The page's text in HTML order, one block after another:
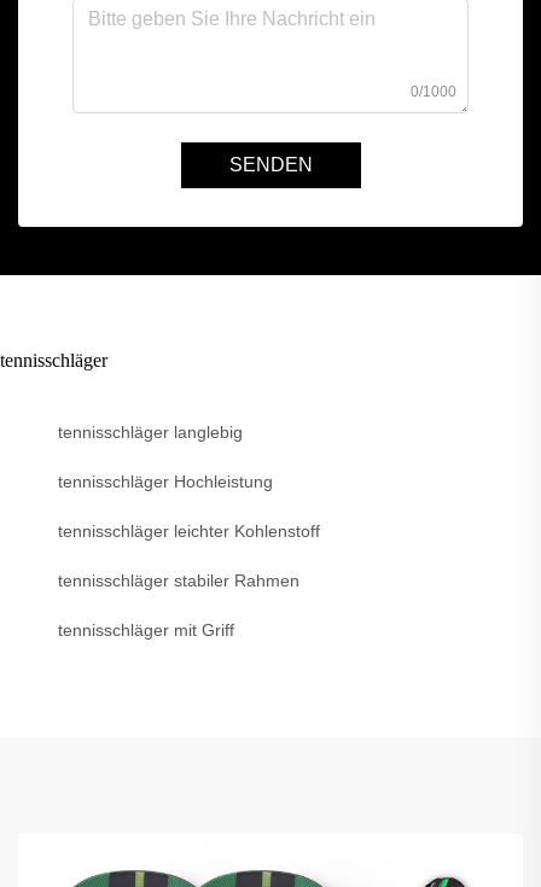
0/1000
SENDEN
tennisschläger
tennisschläger langlebig
tennisschläger Hochleistung
tennisschläger leichter Kohlenstoff
tennisschläger stabiler Rahmen
tennisschläger mit Griff